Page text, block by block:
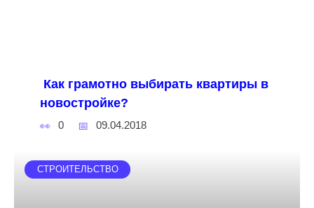
Как грамотно выбирать квартиры в
новостройке?
0 09.04.2018
СТРОИТЕЛЬСТВО